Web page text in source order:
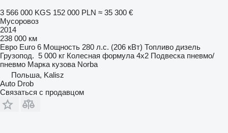
3 566 000 KGS 152 000 PLN ≈ 35 300 €
Мусоровоз
2014
238 000 км
Евро Euro 6 Мощность 280 л.с. (206 кВт) Топливо дизель
Грузопод. 5 000 кг Колесная формула 4x2 Подвеска пневмо/
пневмо Марка кузова Norba
Польша, Kalisz
Auto Drob
Связаться с продавцом